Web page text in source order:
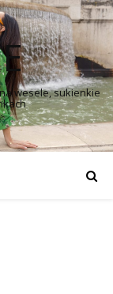
wesele, sukienkie